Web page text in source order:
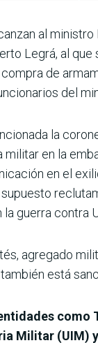
al
Legrá, al que
de
del
la
militar en la
en el
guerra contra
agregado
está
como
Militar (UIM)